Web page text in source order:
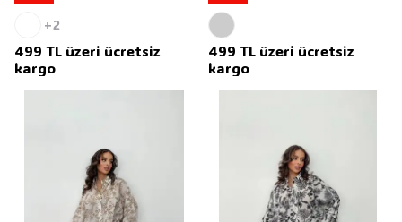
+2
499 TL üzeri ücretsiz
kargo
499 TL üzeri ücretsiz
kargo